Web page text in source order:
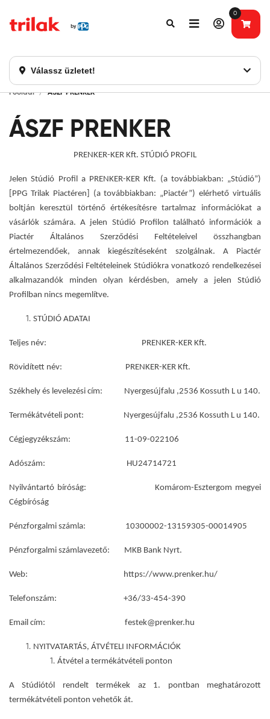
Válassz üzletet!
0
Fontos tájékoztatás!
Főoldal ÁSZF PRENKER
ÁSZF PRENKER
PRENKER-KER Kft. STÚDIÓ PROFIL
Jelen Stúdió Profil a PRENKER-KER Kft. (a továbbiakban: „Stúdió”)
[PPG Trilak Piactéren] (a továbbiakban: „Piactér”) elérhető virtuális
boltján keresztül történő értékesítésre tartalmaz információkat a
vásárlók számára. A jelen Stúdió Profilon található információk a
Piactér Általános Szerződési Feltételeivel összhangban
értelmezendőek, annak kiegészítéseként szolgálnak. A Piactér
Általános Szerződési Feltételeinek Stúdiókra vonatkozó rendelkezései
alkalmazandók minden olyan kérdésben, amely a jelen Stúdió
Profilban nincs megemlítve.
STÚDIÓ ADATAI
Teljes név: PRENKER-KER Kft.
Rövidített név: PRENKER-KER Kft.
Székhely és levelezési cím: Nyergesújfalu ,2536 Kossuth L u 140.
Termékátvételi pont: Nyergesújfalu ,2536 Kossuth L u 140.
Cégjegyzékszám: 11-09-022106
Adószám: HU24714721
Nyilvántartó bíróság: Komárom-Esztergom megyei
Cégbíróság
Pénzforgalmi számla: 10300002-13159305-00014905
Pénzforgalmi számlavezető: MKB Bank Nyrt.
Web: https://www.prenker.hu/
Telefonszám: +36/33-454-390
Email cím: festek@prenker.hu
NYITVATARTÁS, ÁTVÉTELI INFORMÁCIÓK
Átvétel a termékátvételi ponton
A Stúdiótól rendelt termékek az 1. pontban meghatározott
termékátvételi ponton vehetők át.